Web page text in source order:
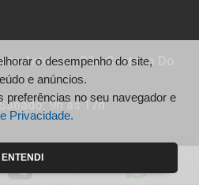
Antonio - São Caetano Do
9h às 17h
o desempenho do site,
e anúncios.
preferências no seu navegador e
Privacidade.
ENTENDI